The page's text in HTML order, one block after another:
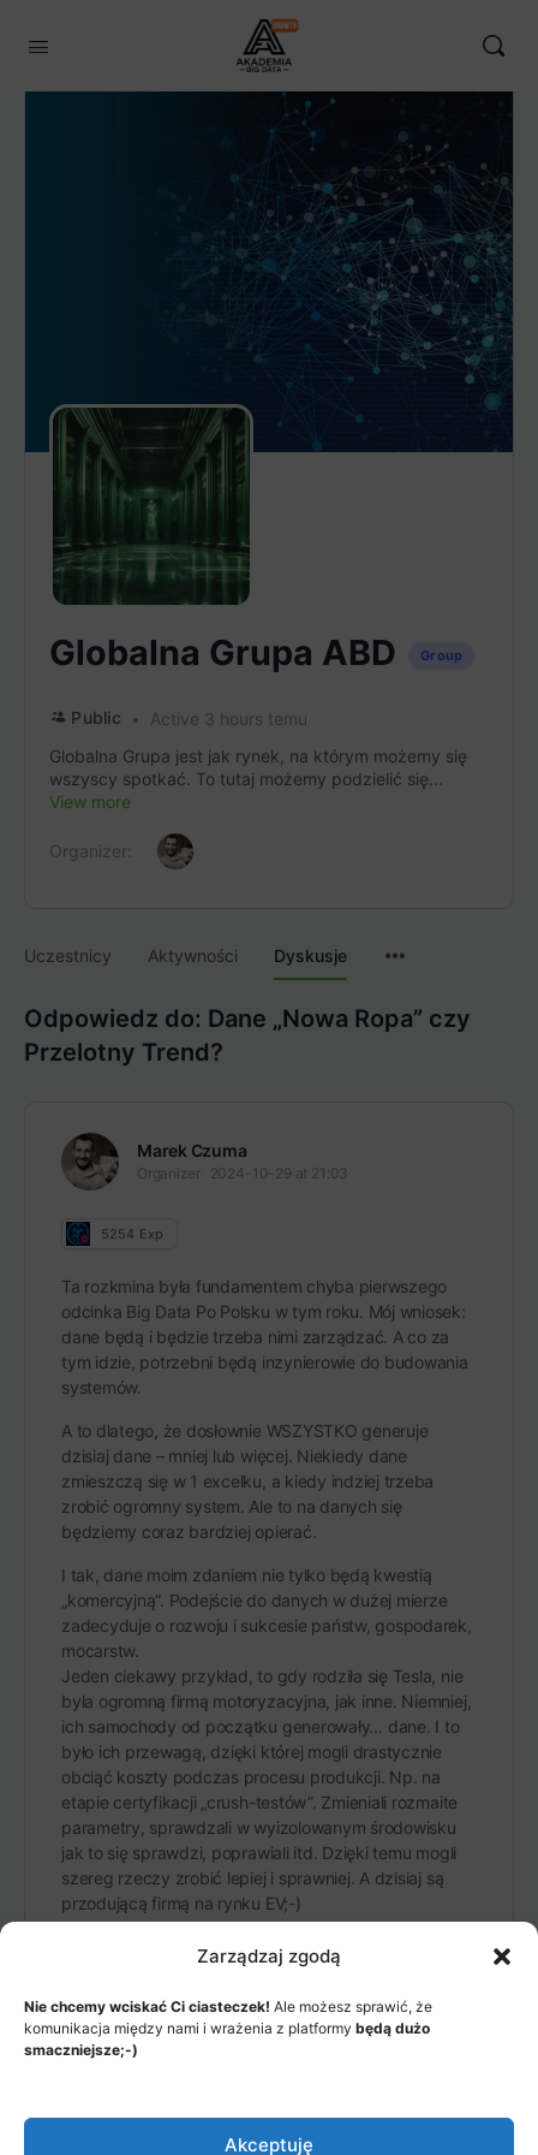
Zarządzaj zgodą
Nie chcemy wciskać Ci ciasteczek! Ale możesz sprawić, że
komunikacja między nami i wrażenia z platformy będą dużo
smaczniejsze;-)
Akceptuję
Globalna Grupa ABD Group
Public
Active 3 hours temu
Globalna Grupa jest jak rynek, na którym możemy się
wszyscy spotkać. To tutaj możemy podzielić się...
View more
Organizer:
Uczestnicy Aktywności Dyskusje
Odpowiedz do: Dane „Nowa Ropa” czy
Przelotny Trend?
Marek Czuma
Organizer 2024-10-29 at 21:03
5254 Exp
Ta rozkmina była fundamentem chyba pierwszego
odcinka Big Data Po Polsku w tym roku. Mój wniosek:
dane będą i będzie trzeba nimi zarządzać. A co za
tym idzie, potrzebni będą inzynierowie do budowania
systemów.
A to dlatego, że dosłownie WSZYSTKO generuje
dzisiaj dane – mniej lub więcej. Niekiedy dane
zmieszczą się w 1 excelku, a kiedy indziej trzeba
zrobić ogromny system. Ale to na danych się
będziemy coraz bardziej opierać.
I tak, dane moim zdaniem nie tylko będą kwestią
„komercyjną”. Podejście do danych w dużej mierze
zadecyduje o rozwoju i sukcesie państw, gospodarek,
mocarstw.
Jeden ciekawy przykład, to gdy rodziła się Tesla, nie
była ogromną firmą motoryzacyjna, jak inne. Niemniej,
ich samochody od początku generowały… dane. I to
było ich przewagą, dzięki której mogli drastycznie
obciąć koszty podczas procesu produkcji. Np. na
etapie certyfikacji „crush-testów”. Zmieniali rozmaite
parametry, sprawdzali w wyizolowanym środowisku
jak to się sprawdzi, poprawiali itd. Dzięki temu mogli
szereg rzeczy zrobić lepiej i sprawniej. A dzisiaj są
przodującą firmą na rynku EV;-)